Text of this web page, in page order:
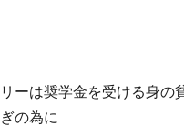
ーは奨学金を受ける身の
の為に